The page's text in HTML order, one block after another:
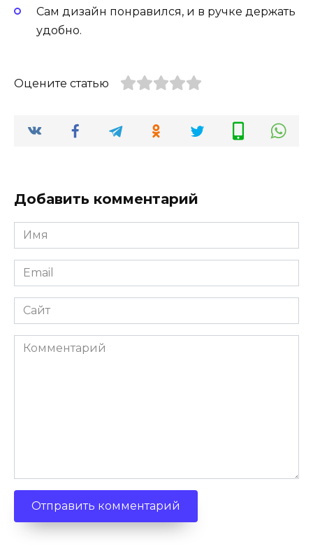
Сам дизайн понравился, и в ручке держать
удобно.
Оцените статью
Добавить комментарий
Имя
Email
Сайт
Комментарий